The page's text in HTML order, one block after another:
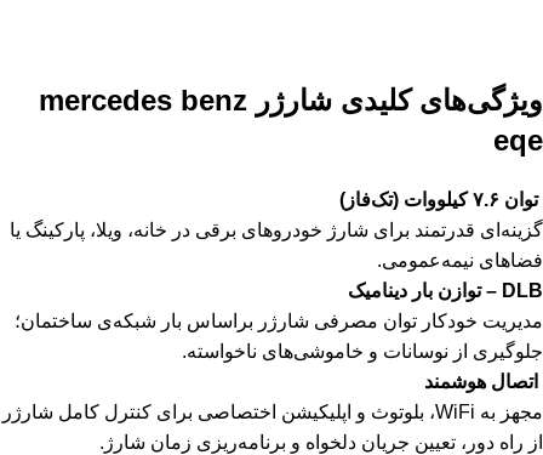
ویژگی‌های کلیدی شارژر mercedes benz
eqe
توان ۷.۶کیلووات (تک‌فاز)
گزینه‌ای قدرتمند برای شارژ خودروهای برقی در خانه، ویلا، پارکینگ یا
فضاهای نیمه‌عمومی.
DLB –
توازن بار دینامیک
مدیریت خودکار توان مصرفی شارژر براساس بار شبکه‌ی ساختمان؛
جلوگیری از نوسانات و خاموشی‌های ناخواسته.
اتصال هوشمند
مجهز به WiFi، بلوتوث و اپلیکیشن اختصاصی برای کنترل کامل شارژر
از راه دور، تعیین جریان دلخواه و برنامه‌ریزی زمان شارژ.